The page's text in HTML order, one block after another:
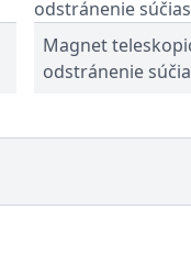
Magnet
odstránenie